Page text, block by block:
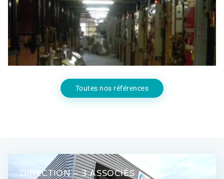
Agro Alimentaire,Industrie
Toutes nos références
DIRECTION – 3 ASSOCIÉS